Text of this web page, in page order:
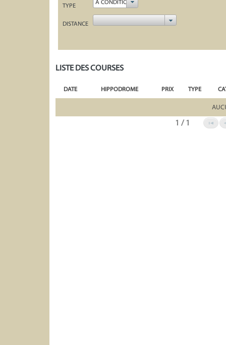
TYPE À CONDITION
DISTANCE
LISTE DES COURSES
DATE HIPPODROME PRIX TYPE
1 / 1